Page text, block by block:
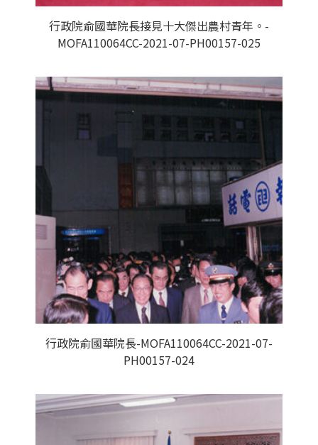
行政院俞國華院長接見十大傑出農村青年。-
MOFA110064CC-2021-07-PH00157-025
行政院俞國華院長-MOFA110064CC-2021-07-
PH00157-024